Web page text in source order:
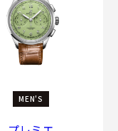
MEN'S